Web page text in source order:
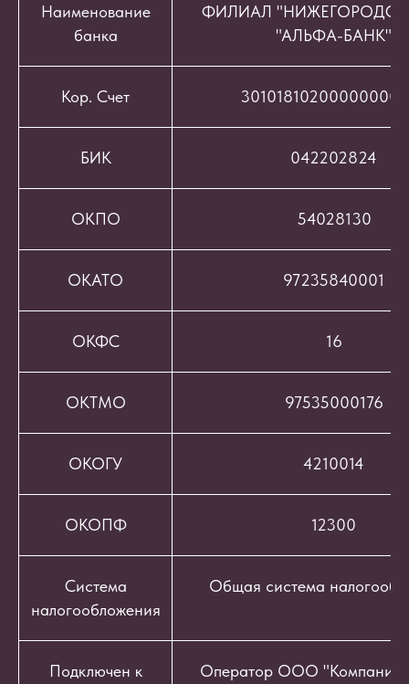
Наименование
банка
ФИЛИАЛ
"АЛЬФА-БАНК"
Кор. Счет
БИК 042202824
ОКПО 54028130
ОКАТО 97235840001
ОКФС 16
ОКТМО 97535000176
ОКОГУ 4210014
ОКОПФ 12300
Система
налогообложения
Общая система
Подключен к
Оператор ООО "Компания